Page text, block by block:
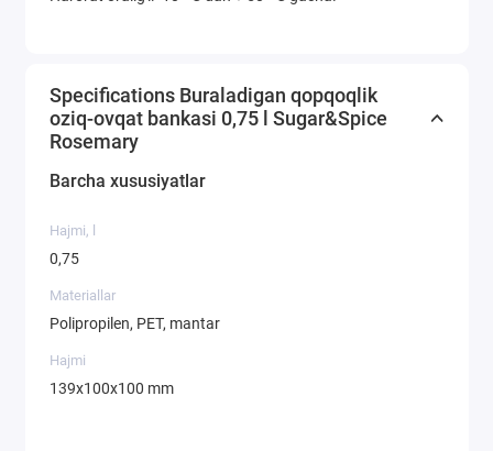
Specifications Buraladigan qopqoqlik
oziq-ovqat bankasi 0,75 l Sugar&Spice
Rosemary
Barcha xususiyatlar
Hajmi, l
0,75
Materiallar
Polipropilen, PET, mantar
Hajmi
139x100x100 mm